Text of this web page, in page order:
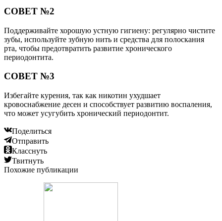
СОВЕТ №2
Поддерживайте хорошую устную гигиену: регулярно чистите
зубы, используйте зубную нить и средства для полоскания
рта, чтобы предотвратить развитие хронического
периодонтита.
СОВЕТ №3
Избегайте курения, так как никотин ухудшает
кровоснабжение десен и способствует развитию воспаления,
что может усугубить хронический периодонтит.
Поделиться
Отправить
Класснуть
Твитнуть
Похожие публикации